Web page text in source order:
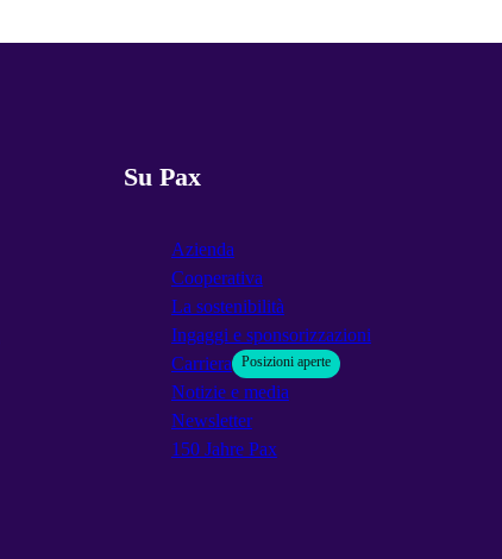
Su Pax
Azienda
Cooperativa
La sostenibilità
Ingaggi e sponsorizzazioni
Carriera
Posizioni aperte
Notizie e media
Newsletter
150 Jahre Pax